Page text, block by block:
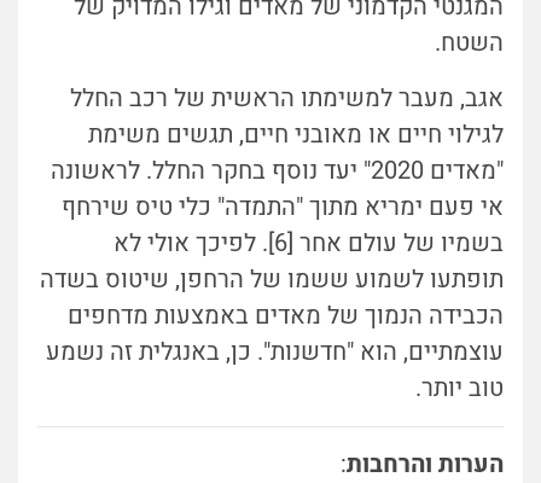
השטח.
אגב, מעבר למשימתו הראשית של רכב החלל
לגילוי חיים או מאובני חיים, תגשים משימת
"מאדים 2020" יעד נוסף בחקר החלל. לראשונה
אי פעם ימריא מתוך "התמדה" כלי טיס שירחף
בשמיו של עולם אחר [6]. לפיכך אולי לא
תופתעו לשמוע ששמו של הרחפן, שיטוס בשדה
הכבידה הנמוך של מאדים באמצעות מדחפים
עוצמתיים, הוא "חדשנות". כן, באנגלית זה נשמע
טוב יותר.
הערות והרחבות: